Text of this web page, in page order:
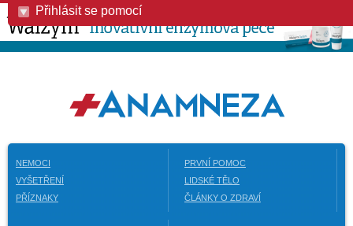
Přihlásit se pomocí
NEMOCI
VYŠETŘENÍ
PŘÍZNAKY
PRVNÍ POMOC
LIDSKÉ TĚLO
ČLÁNKY O ZDRAVÍ